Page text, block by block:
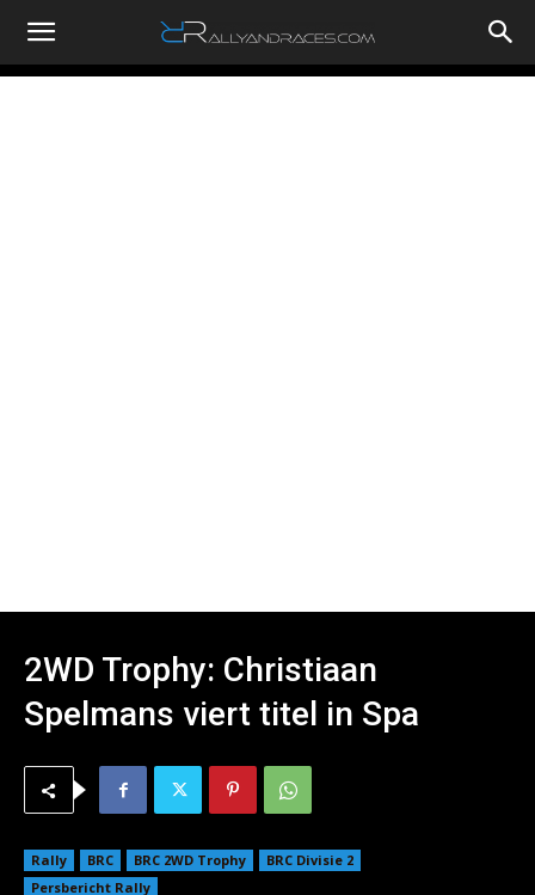
RallyandRaces.com
2WD Trophy: Christiaan
Spelmans viert titel in Spa
Rally BRC BRC 2WD Trophy
BRC Divisie 2
Persbericht Rally